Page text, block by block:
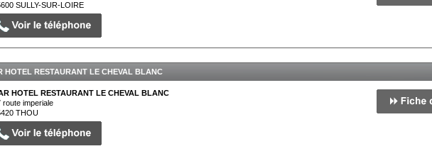
SULLY-SUR-LOIRE
HOTEL RESTAURANT LE CHEVAL BLANC
HOTEL RESTAURANT LE CHEVAL BLANC
route imperiale
THOU